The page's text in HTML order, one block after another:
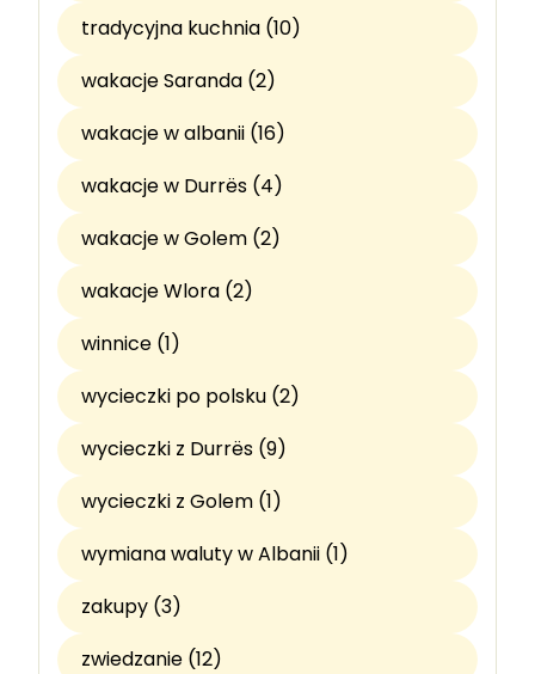
tradycyjna kuchnia (10)
wakacje Saranda (2)
wakacje w albanii (16)
wakacje w Durrës (4)
wakacje w Golem (2)
wakacje Wlora (2)
winnice (1)
wycieczki po polsku (2)
wycieczki z Durrës (9)
wycieczki z Golem (1)
wymiana waluty w Albanii (1)
zakupy (3)
zwiedzanie (12)